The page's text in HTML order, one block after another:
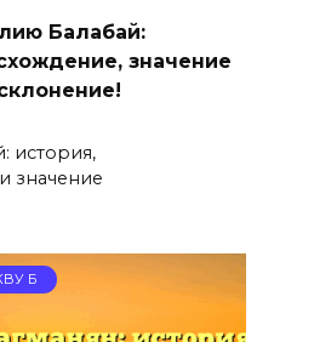
Балабай:
значение
история,
значение
Б